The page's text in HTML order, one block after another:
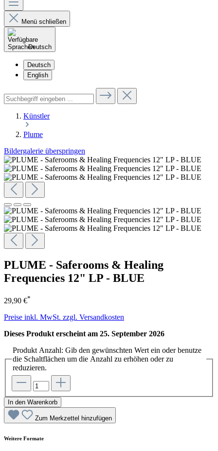
Menü schließen
Deutsch
Deutsch
English
Künstler
Plume
Bildergalerie überspringen
PLUME - Saferooms & Healing
Frequencies 12" LP - BLUE
29,90 €*
Preise inkl. MwSt. zzgl. Versandkosten
Dieses Produkt erscheint am 25. September 2026
Produkt Anzahl: Gib den gewünschten Wert ein oder benutze
die Schaltflächen um die Anzahl zu erhöhen oder zu
reduzieren.
In den Warenkorb
Zum Merkzettel hinzufügen
Weitere Formate